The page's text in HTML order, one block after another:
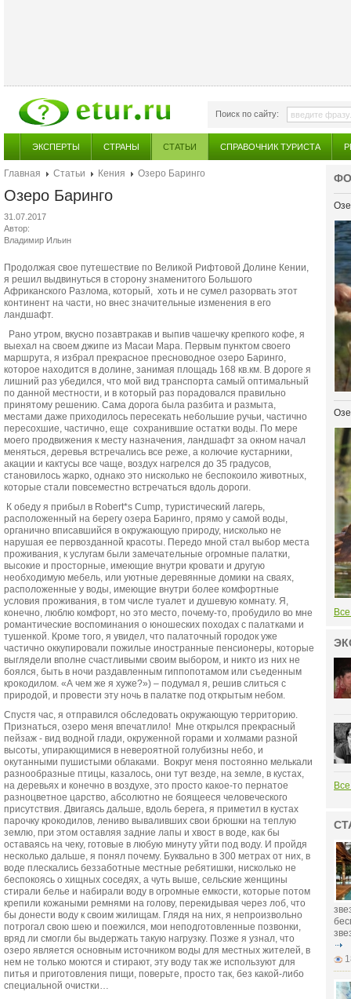
Поиск по сайту:
ЭКСПЕРТЫ СТРАНЫ СТАТЬИ СПРАВОЧНИК ТУРИСТА
Главная Статьи Кения Озеро Баринго
Озеро Баринго
31.07.2017
Автор:
Владимир Ильин
Продолжая свое путешествие по Великой Рифтовой Долине Кении,
я решил выдвинуться в сторону знаменитого Большого
Африканского Разлома, который, хоть и не сумел разорвать этот
континент на части, но внес значительные изменения в его
ландшафт.
Рано утром, вкусно позавтракав и выпив чашечку крепкого кофе, я
выехал на своем джипе из Масаи Мара. Первым пунктом своего
маршрута, я избрал прекрасное пресноводное озеро Баринго,
которое находится в долине, занимая площадь 168 кв.км. В дороге я
лишний раз убедился, что мой вид транспорта самый оптимальный
по данной местности, и в который раз порадовался правильно
принятому решению. Сама дорога была разбита и размыта,
местами даже приходилось пересекать небольшие ручьи, частично
пересохшие, частично, еще сохранившие остатки воды. По мере
моего продвижения к месту назначения, ландшафт за окном начал
меняться, деревья встречались все реже, а колючие кустарники,
акации и кактусы все чаще, воздух нагрелся до 35 градусов,
становилось жарко, однако это нисколько не беспокоило животных,
которые стали повсеместно встречаться вдоль дороги.
К обеду я прибыл в Robert*s Cump, туристический лагерь,
расположенный на берегу озера Баринго, прямо у самой воды,
органично вписавшийся в окружающую природу, нисколько не
нарушая ее первозданной красоты. Передо мной стал выбор места
проживания, к услугам были замечательные огромные палатки,
высокие и просторные, имеющие внутри кровати и другую
необходимую мебель, или уютные деревянные домики на сваях,
расположенные у воды, имеющие внутри более комфортные
условия проживания, в том числе туалет и душевую комнату. Я,
конечно, люблю комфорт, но это место, почему-то, пробудило во мне
романтические воспоминания о юношеских походах с палатками и
тушенкой. Кроме того, я увидел, что палаточный городок уже
частично оккупировали пожилые иностранные пенсионеры, которые
выглядели вполне счастливыми своим выбором, и никто из них не
боялся, быть в ночи раздавленным гиппопотамом или съеденным
крокодилом. «А чем же я хуже?») – подумал я, решив слиться с
природой, и провести эту ночь в палатке под открытым небом.
Спустя час, я отправился обследовать окружающую территорию.
Признаться, озеро меня впечатлило! Мне открылся прекрасный
пейзаж - вид водной глади, окруженной горами и холмами разной
высоты, упирающимися в невероятной голубизны небо, и
окутанными пушистыми облаками. Вокруг меня постоянно мелькали
разнообразные птицы, казалось, они тут везде, на земле, в кустах,
на деревьях и конечно в воздухе, это просто какое-то пернатое
разноцветное царство, абсолютно не боящееся человеческого
присутствия. Двигаясь дальше, вдоль берега, я приметил в кустах
парочку крокодилов, лениво вываливших свои брюшки на теплую
землю, при этом оставляя задние лапы и хвост в воде, как бы
оставаясь на чеку, готовые в любую минуту уйти под воду. И пройдя
несколько дальше, я понял почему. Буквально в 300 метрах от них, в
воде плескались беззаботные местные ребятишки, нисколько не
беспокоясь о хищных соседях, а чуть выше, сельские женщины
стирали белье и набирали воду в огромные емкости, которые потом
крепили кожаными ремнями на голову, перекидывая через лоб, что
бы донести воду к своим жилищам. Глядя на них, я непроизвольно
потрогал свою шею и поежился, мои неподготовленные позвонки,
вряд ли смогли бы выдержать такую нагрузку. Позже я узнал, что
озеро является основным источником воды для местных жителей, в
нем не только моются и стирают, эту воду так же используют для
питья и приготовления пищи, поверьте, просто так, без какой-либо
специальной очистки…